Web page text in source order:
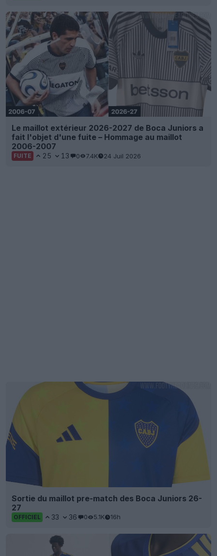
Le maillot extérieur 2026-2027 de Boca Juniors a
fait l'objet d'une fuite – Hommage au maillot
2006-2007
FUITE 25 13 0 7.4K 24 Juil 2026
Sortie du maillot pre-match des Boca Juniors 26-
27
OFFICIEL 33 36 0 5.1K 16h